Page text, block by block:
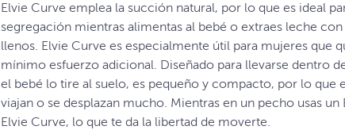
Elvie Curve emplea la succión natural, por lo que es ideal
segregación mientras alimentas al bebé o extraes leche
llenos. Elvie Curve es especialmente útil para mujeres que
mínimo esfuerzo adicional. Diseñado para llevarse dentro
el bebé lo tire al suelo, es pequeño y compacto, por lo que
viajan o se desplazan mucho. Mientras en un pecho usas
Elvie Curve, lo que te da la libertad de moverte.